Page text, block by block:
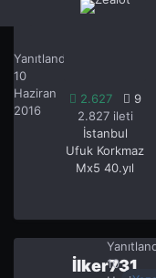
Yanıtlandı
10
Haziran
2016
2.627
9
2.827 ileti
İstanbul
Ufuk Korkmaz
Mx5 40.yıl
İlker731
10